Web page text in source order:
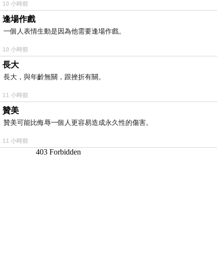
10 小時前
逢場作戲
一個人表情生動是因為他需要逢場作戲。
10 小時前
長大
長大，與年齡無關，跟挫折有關。
11 小時前
贊美
贊美可能比侮辱一個人更容易造成永久性的傷害。
11 小時前